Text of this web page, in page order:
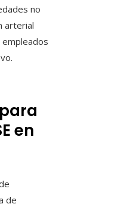
no
arterial
en
de